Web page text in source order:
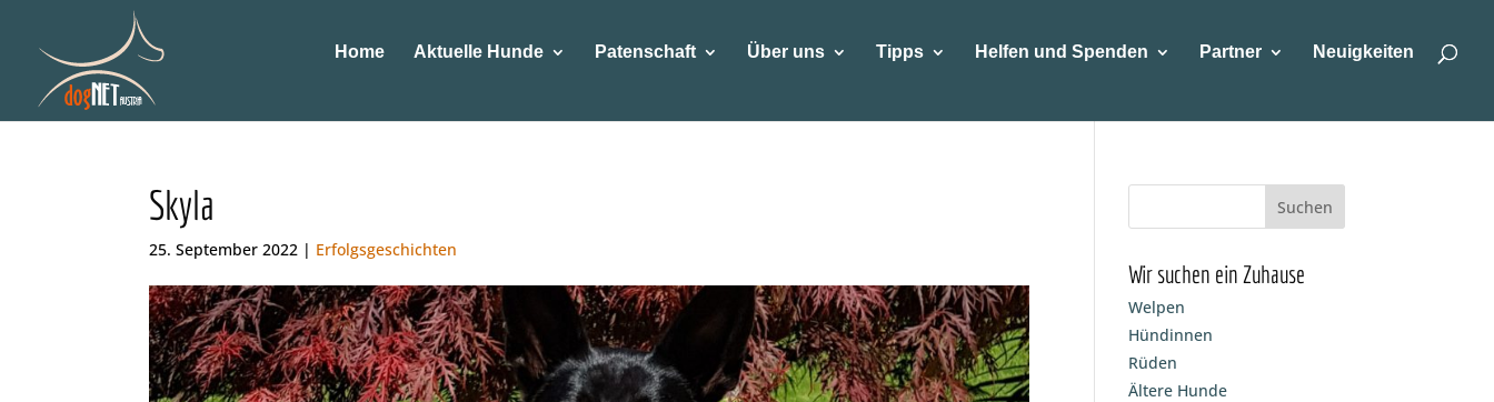
Home Aktuelle Hunde Patenschaft Über uns Tipps Helfen und Spenden Partner Neuigkeiten
Skyla
25. September 2022 | Erfolgsgeschichten
Wir suchen ein Zuhause
Welpen
Hündinnen
Rüden
Ältere Hunde